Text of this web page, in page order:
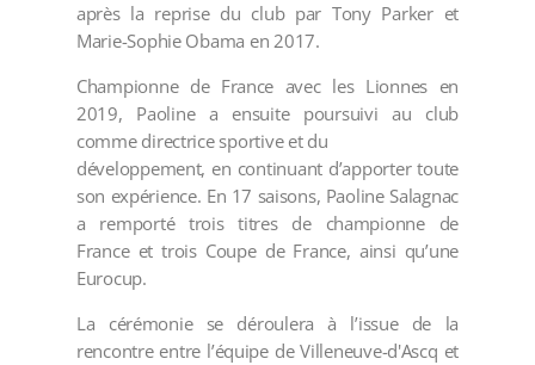
après la reprise du club par Tony Parker et
Marie-Sophie Obama en 2017.
Championne de France avec les Lionnes en
2019, Paoline a ensuite poursuivi au club
comme directrice sportive et du
développement, en continuant d’apporter toute
son expérience. En 17 saisons, Paoline Salagnac
a remporté trois titres de championne de
France et trois Coupe de France, ainsi qu’une
Eurocup.
La cérémonie se déroulera à l’issue de la
rencontre entre l’équipe de Villeneuve-d'Ascq et